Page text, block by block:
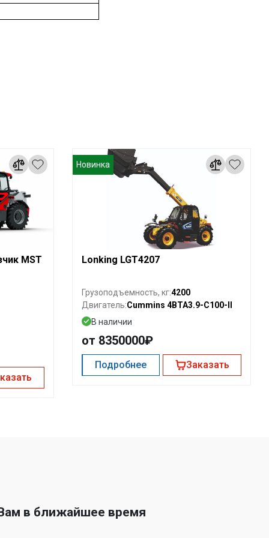
MST
Новинка
Lonking LGT4207
Грузоподъемность, кг:4200
Двигатель:Cummins 4BTA3.9-C100-II
В наличии
от 8350000₽
Подробнее Заказать
в ближайшее время